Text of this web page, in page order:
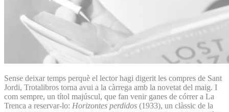
Sense deixar temps perquè el lector hagi digerit les compres de Sant
Jordi, Trotalibros torna avui a la càrrega amb la novetat del maig. I
com sempre, un títol majúscul, que fan venir ganes de córrer a La
Trenca a reservar-lo: Horizontes perdidos (1933), un clàssic de la